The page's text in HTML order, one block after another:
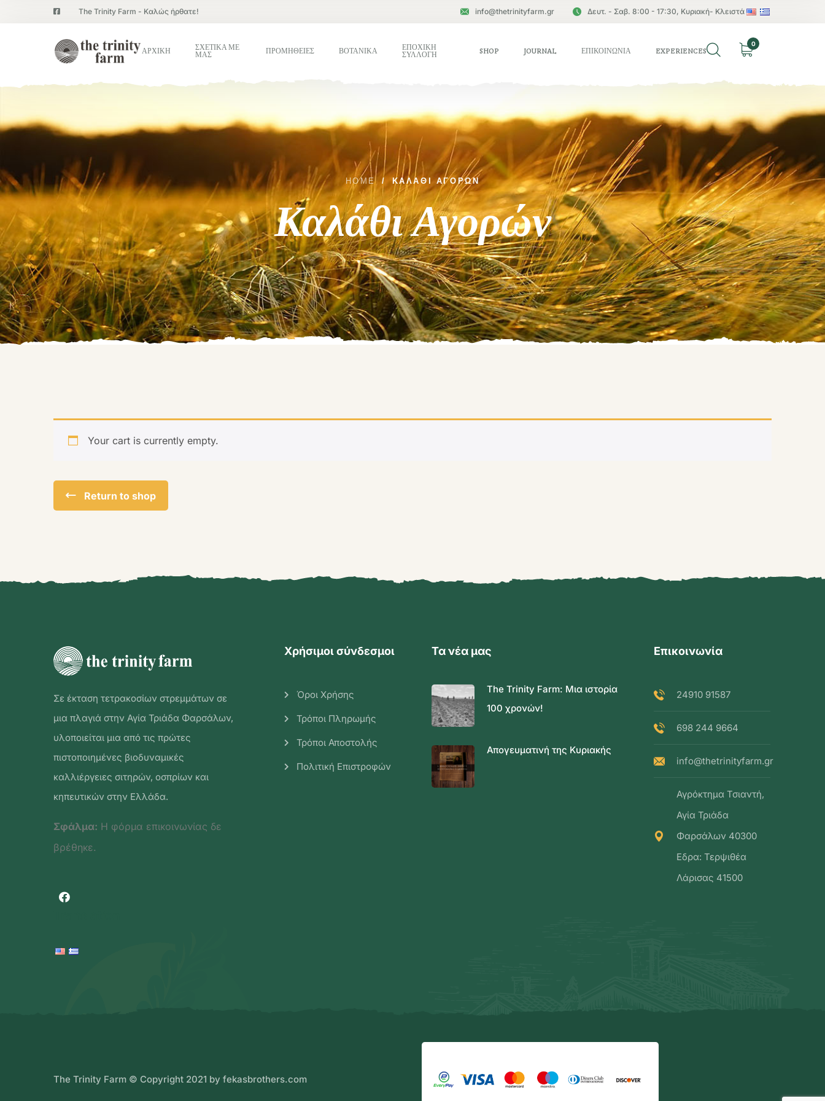
The Trinity Farm - Καλώς ήρθατε! info@thetrinityfarm.gr Δευτ. - Σαβ. 8:00 - 17:30, Κυριακή- Κλειστά
ΑΡΧΙΚΗ
ΣΧΕΤΙΚΑ ΜΕ
ΜΑΣ
ΠΡΟΜΗΘΕΙΕΣ ΒΟΤΑΝΙΚΑ
ΕΠΟΧΙΚΗ
ΣΥΛΛΟΓΗ
SHOP JOURNAL ΕΠΙΚΟΙΝΩΝΙΑ EXPERIENCES
0
HOME / ΚΑΛΆΘΙ ΑΓΟΡΏΝ
Καλάθι Αγορών
Your cart is currently empty.
Return to shop
Σε έκταση τετρακοσίων στρεμμάτων σε
μια πλαγιά στην Αγία Τριάδα Φαρσάλων,
υλοποιείται μια από τις πρώτες
πιστοποιημένες βιοδυναμικές
καλλιέργειες σιτηρών, οσπρίων και
κηπευτικών στην Ελλάδα.
Σφάλμα: Η φόρμα επικοινωνίας δε
βρέθηκε.
Χρήσιμοι σύνδεσμοι
Όροι Χρήσης
Τρόποι Πληρωμής
Τρόποι Αποστολής
Πολιτική Επιστροφών
Τα νέα μας
The Trinity Farm: Μια ιστορία
100 χρονών!
Απογευματινή της Κυριακής
Επικοινωνία
24910 91587
698 244 9664
info@thetrinityfarm.gr
Αγρόκτημα Τσιαντή,
Αγία Τριάδα
Φαρσάλων 40300
Εδρα: Τερψιθέα
Λάρισας 41500
The Trinity Farm © Copyright 2021 by fekasbrothers.com